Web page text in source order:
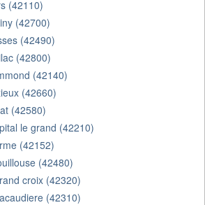
(42110)
(42700)
(42490)
(42800)
(42140)
(42660)
(42580)
le grand (42210)
(42152)
(42480)
croix (42320)
(42310)